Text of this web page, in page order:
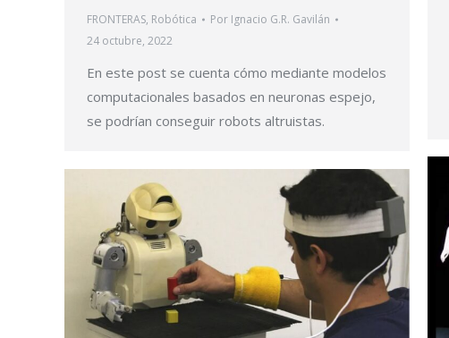
FRONTERAS, Robótica Por Ignacio G.R. Gavilán
24 octubre, 2022
En este post se cuenta cómo mediante modelos
computacionales basados en neuronas espejo,
se podrían conseguir robots altruistas.